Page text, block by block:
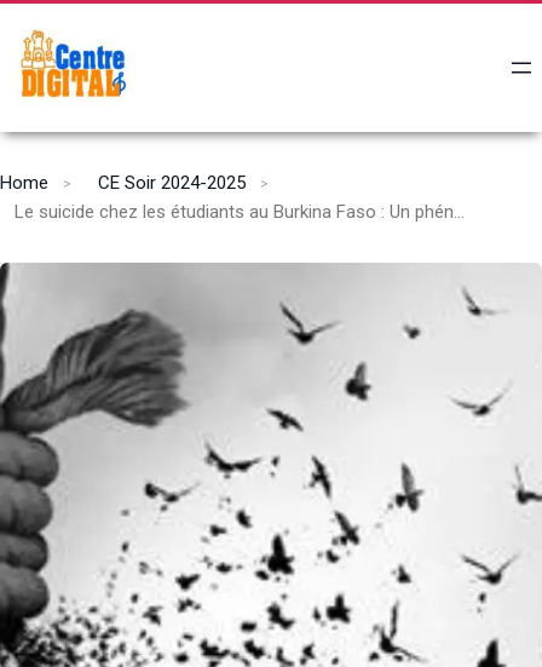
Home
CE Soir 2024-2025
Le suicide chez les étudiants au Burkina Faso : Un phénomène alarmant